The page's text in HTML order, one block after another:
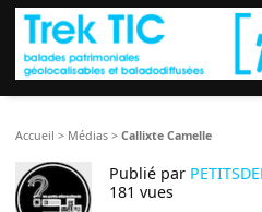
Accueil > Médias >Callixte Camelle
Publié par
181 vues